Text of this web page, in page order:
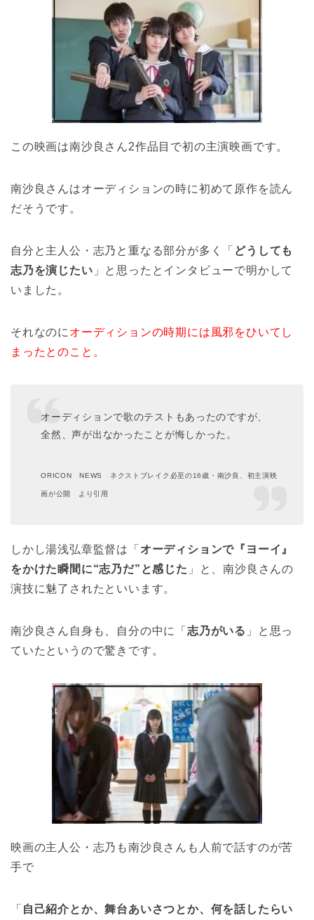
この映画は南沙良さん2作品目で初の主演映画です。
南沙良さんはオーディションの時に初めて原作を読ん
だそうです。
自分と主人公・志乃と重なる部分が多く「 どうしても
志乃を演じたい 」と思ったとインタビューで明かして
いました。
それなのに オーディションの時期には風邪をひいてし
まったとのこと。
オーディションで歌のテストもあったのですが、
全然、声が出なかったことが悔しかった。
ORICON NEWS ネクストブレイク必至の16歳・南沙良、初主演映
画が公開 より引用
しかし湯浅弘章監督は「 オーディションで『ヨーイ』
をかけた瞬間に“志乃だ”と感じた 」と、南沙良さんの
演技に魅了されたといいます。
南沙良さん自身も、自分の中に「 志乃がいる 」と思っ
ていたというので驚きです。
映画の主人公・志乃も南沙良さんも人前で話すのが苦
手で
「 自己紹介とか、舞台あいさつとか、何を話したらい